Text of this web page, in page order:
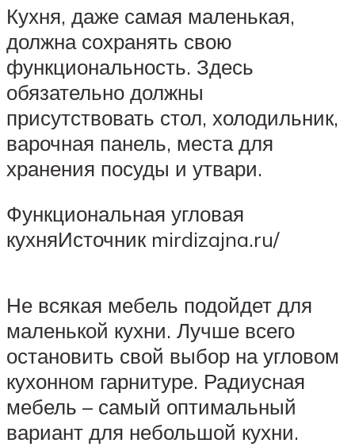
Кухня, даже самая маленькая,
должна сохранять свою
функциональность. Здесь
обязательно должны
присутствовать стол, холодильник,
варочная панель, места для
хранения посуды и утвари.
Функциональная угловая
кухняИсточник mirdizajna.ru/
Не всякая мебель подойдет для
маленькой кухни. Лучше всего
остановить свой выбор на угловом
кухонном гарнитуре. Радиусная
мебель – самый оптимальный
вариант для небольшой кухни.